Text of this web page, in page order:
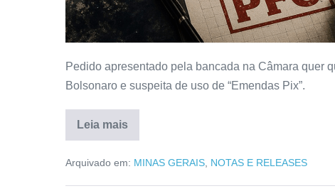
Pedido apresentado pela bancada na Câmara quer
Bolsonaro e suspeita de uso de “Emendas Pix”.
Leia mais
Arquivado em: MINAS GERAIS, NOTAS E RELEASES